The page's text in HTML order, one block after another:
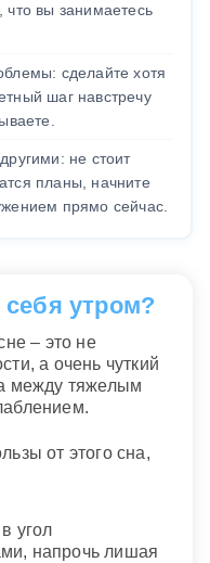
что вы занимаетесь
сделайте хотя
шаг навстречу
не стоит
планы, начните
прямо сейчас.
утром?
– это не
а очень чуткий
между тяжелым
от этого сна,
угол
напрочь лишая